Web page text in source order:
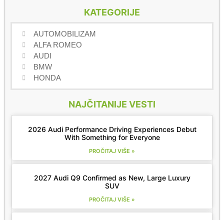
KATEGORIJE
AUTOMOBILIZAM
ALFA ROMEO
AUDI
BMW
HONDA
NAJČITANIJE VESTI
2026 Audi Performance Driving Experiences Debut
With Something for Everyone
PROČITAJ VIŠE »
2027 Audi Q9 Confirmed as New, Large Luxury
SUV
PROČITAJ VIŠE »